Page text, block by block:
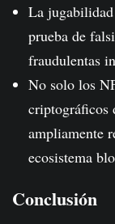
La jugabilidad
prueba de
fraudulentas
No solo los
criptográficos
ampliamente
ecosistema
Conclusión